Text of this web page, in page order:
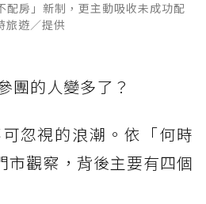
房」新制，更主動吸收未成功配
遊／提供
團的人變多了？
忽視的浪潮。依「何時
市觀察，背後主要有四個